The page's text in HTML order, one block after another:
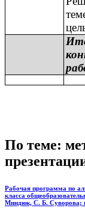
По теме:
Рабочая программа по
класса
Миндюк, С. Б. Суворова;